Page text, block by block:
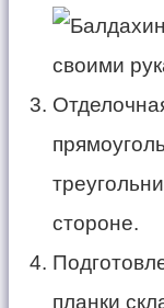
стороне.
планки